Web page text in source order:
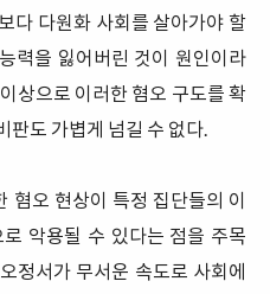
다 다원화 사회를 살아가야 할
력을 잃어버린 것이 원인이라
상으로 이러한 혐오 구도를 확
판도 가볍게 넘길 수 없다.
혐오 현상이 특정 집단들의 이
악용될 수 있다는 점을 주목
정서가 무서운 속도로 사회에